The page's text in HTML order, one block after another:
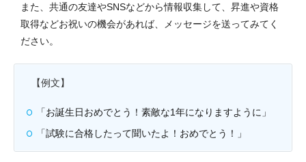
また、共通の友達やSNSなどから情報収集して、昇進や資格
取得などお祝いの機会があれば、メッセージを送ってみてく
ださい。
【例文】
「お誕生日おめでとう！素敵な1年になりますように」
「試験に合格したって聞いたよ！おめでとう！」